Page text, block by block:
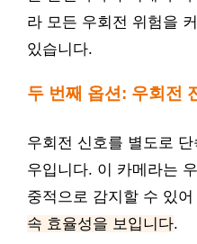
라 모든 우회전 위험을
있습니다.
두 번째 옵션: 우회전
우회전 신호를 별도로
우입니다. 이 카메라는
중적으로 감지할 수 있어
속 효율성을 보입니다.